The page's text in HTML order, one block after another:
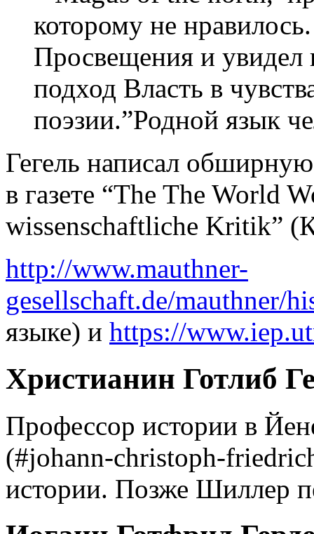
которому не
Просвещения и увидел
подход Власть в
поэзии.”Родной язык
Гегель написал
в газете “The The World
wissenschaftliche Kritik”
http://www.mauthner-
gesellschaft.de/mauthner/
языке) и https://
Христианин Готлиб
Профессор истории в
(#johann-christoph-
истории. Позже Шиллер